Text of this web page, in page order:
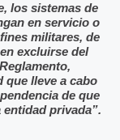
los sistemas de
en servicio o
militares, de
excluirse del
que lleve a cabo
de que
privada”.